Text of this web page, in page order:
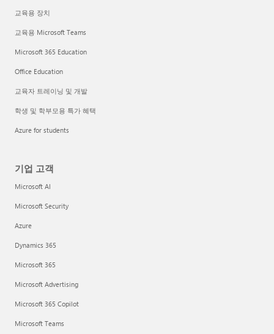
교육용 장치
교육용 Microsoft Teams
Microsoft 365 Education
Office Education
교육자 트레이닝 및 개발
학생 및 학부모용 특가 혜택
Azure for students
기업 고객
Microsoft AI
Microsoft Security
Azure
Dynamics 365
Microsoft 365
Microsoft Advertising
Microsoft 365 Copilot
Microsoft Teams